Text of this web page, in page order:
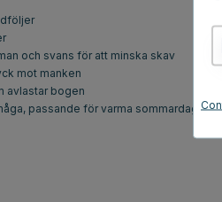
och svans för att minska skav
mot manken
avlastar bogen
passande för varma sommardagar